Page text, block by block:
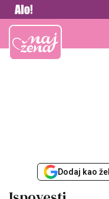
Vesti
Najžena
Dodaj kao